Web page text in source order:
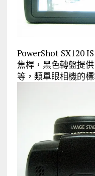
PowerShot SX120
焦桿，黑色轉盤提
等，類單眼相機的標